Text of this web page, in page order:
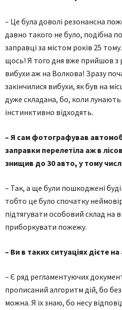
– Це була доволі резонансна
давно такого не було, подібна
заправці за містом років 25
щось! Я того дня вже прийшов з
вибухи аж на Волкова! Зразу
закінчилися вибухи, як був на
дуже складана, бо, коли
інстинктивно відходять.
– Я сам фотографував
заправки перелетіла аж в
знищив до 30 авто, у тому
– Так, а ще були пошкоджені
тобто це було спочатку
підтягувати особовий склад на
приборкувати пожежу.
– Ви в таких ситуаціях дієте
– Є ряд регламентуючих
прописаний алгоритм дій, бо
можна. Я їх знаю, бо несу